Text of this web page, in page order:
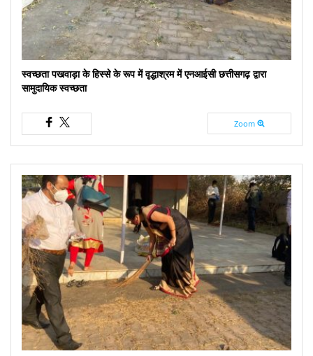
स्वच्छता पखवाड़ा के हिस्से के रूप में वृद्धाश्रम में एनआईसी छत्तीसगढ़ द्वारा
सामुदायिक स्वच्छता
Zoom